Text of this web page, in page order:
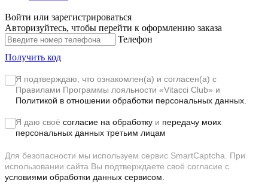
Войти или зарегистрироваться
Авторизуйтесь, чтобы перейти к оформлению заказа
Телефон
Получить код
Я подтверждаю, что ознакомлен(а) и согласен(а) с
Правилами Программы лояльности «Vitacci Club» и
Политикой в отношении обработки персональных данных.
Я даю своё согласие на обработку и передачу моих
персональных данных третьим лицам
Для безопасности мы используем сервис SmartCaptcha. При
использовании сайта Вы подтверждаете своё согласие с
условиями обработки данных сервисом.